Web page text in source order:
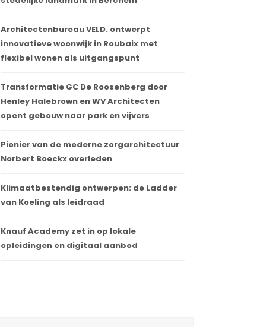
Architectenbureau VELD. ontwerpt
innovatieve woonwijk in Roubaix met
flexibel wonen als uitgangspunt
Transformatie GC De Roosenberg door
Henley Halebrown en WV Architecten
opent gebouw naar park en vijvers
Pionier van de moderne zorgarchitectuur
Norbert Boeckx overleden
Klimaatbestendig ontwerpen: de Ladder
van Koeling als leidraad
Knauf Academy zet in op lokale
opleidingen en digitaal aanbod